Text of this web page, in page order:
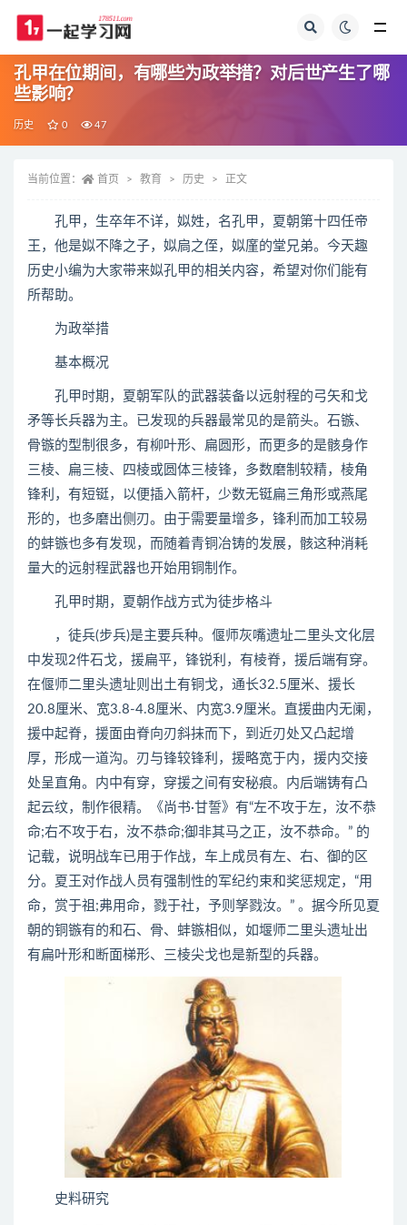
孔甲在位期间，有哪些为政举措？对后世产生了哪
些影响？
历史 0 47
当前位置： 首页 教育 历史 正文
孔甲，生卒年不详，姒姓，名孔甲，夏朝第十四任帝
王，他是姒不降之子，姒扃之侄，姒廑的堂兄弟。今天趣
历史小编为大家带来姒孔甲的相关内容，希望对你们能有
所帮助。
为政举措
基本概况
孔甲时期，夏朝军队的武器装备以远射程的弓矢和戈
矛等长兵器为主。已发现的兵器最常见的是箭头。石镞、
骨镞的型制很多，有柳叶形、扁圆形，而更多的是骸身作
三棱、扁三棱、四棱或圆体三棱锋，多数磨制较精，棱角
锋利，有短铤，以便插入箭杆，少数无铤扁三角形或燕尾
形的，也多磨出侧刃。由于需要量增多，锋利而加工较易
的蚌镞也多有发现，而随着青铜冶铸的发展，骸这种消耗
量大的远射程武器也开始用铜制作。
孔甲时期，夏朝作战方式为徒步格斗
，徒兵(步兵)是主要兵种。偃师灰嘴遗址二里头文化层
中发现2件石戈，援扁平，锋锐利，有棱脊，援后端有穿。
在偃师二里头遗址则出土有铜戈，通长32.5厘米、援长
20.8厘米、宽3.8-4.8厘米、内宽3.9厘米。直援曲内无阑，
援中起脊，援面由脊向刃斜抹而下，到近刃处又凸起增
厚，形成一道沟。刃与锋较锋利，援略宽于内，援内交接
处呈直角。内中有穿，穿援之间有安秘痕。内后端铸有凸
起云纹，制作很精。《尚书·甘誓》有“左不攻于左，汝不恭
命;右不攻于右，汝不恭命;御非其马之正，汝不恭命。” 的
记载，说明战车已用于作战，车上成员有左、右、御的区
分。夏王对作战人员有强制性的军纪约束和奖惩规定，“用
命，赏于祖;弗用命，戮于社，予则孥戮汝。” 。据今所见夏
朝的铜镞有的和石、骨、蚌镞相似，如堰师二里头遗址出
有扁叶形和断面梯形、三棱尖戈也是新型的兵器。
史料研究